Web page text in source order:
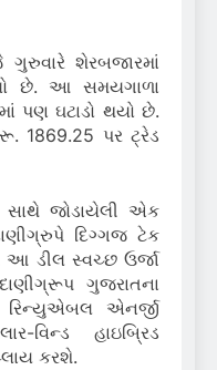
શેરબજારમાં
છે. આ સમયગાળા
પણ ઘટાડો થયો છે.
1869.25 પર ટ્રેડ
જોડાયેલી એક
દિગ્ગજ ટેક
આ ડીલ સ્વચ્છ ઉર્જા
ગુજરાતના
રિન્યુએબલ એનર્જી
વિન્ડ હાઇબ્રિડ
કરશે.